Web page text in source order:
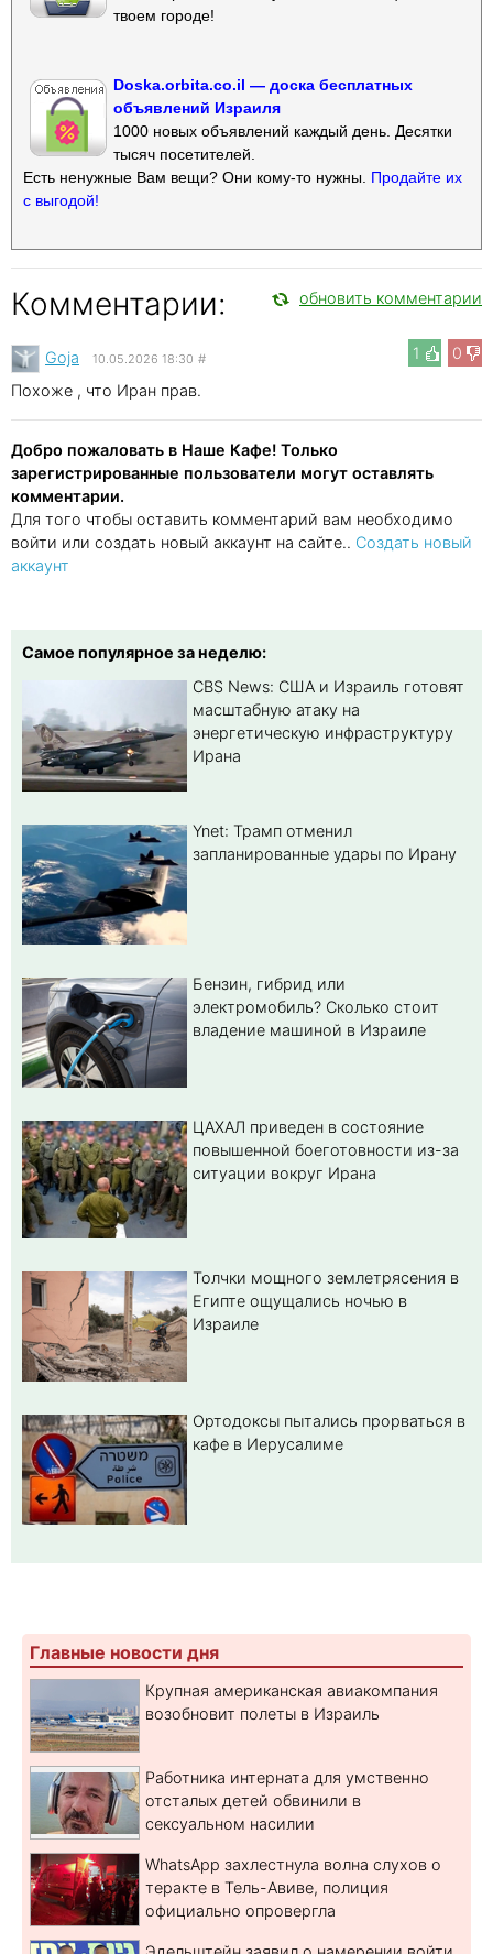
твоем городе!
Doska.orbita.co.il — доска бесплатных
объявлений Израиля
1000 новых объявлений каждый день. Десятки
тысяч посетителей.
Есть ненужные Вам вещи? Они кому-то нужны. Продайте их
с выгодой!
Комментарии: обновить комментарии
1 0
Goja 10.05.2026 18:30 #
Похоже , что Иран прав.
Добро пожаловать в Наше Кафе! Только
зарегистрированные пользователи могут оставлять
комментарии.
Для того чтобы оставить комментарий вам необходимо
войти или создать новый аккаунт на сайте.. Создать новый
аккаунт
Самое популярное за неделю:
CBS News: США и Израиль готовят
масштабную атаку на
энергетическую инфраструктуру
Ирана
Ynet: Трамп отменил
запланированные удары по Ирану
Бензин, гибрид или
электромобиль? Cколько стоит
владение машиной в Израиле
ЦАХАЛ приведен в состояние
повышенной боеготовности из-за
ситуации вокруг Ирана
Толчки мощного землетрясения в
Египте ощущались ночью в
Израиле
Ортодоксы пытались прорваться в
кафе в Иерусалиме
Главные новости дня
Крупная американская авиакомпания
возобновит полеты в Израиль
Работника интерната для умственно
отсталых детей обвинили в
сексуальном насилии
WhatsApp захлестнула волна слухов о
теракте в Тель-Авиве, полиция
официально опровергла